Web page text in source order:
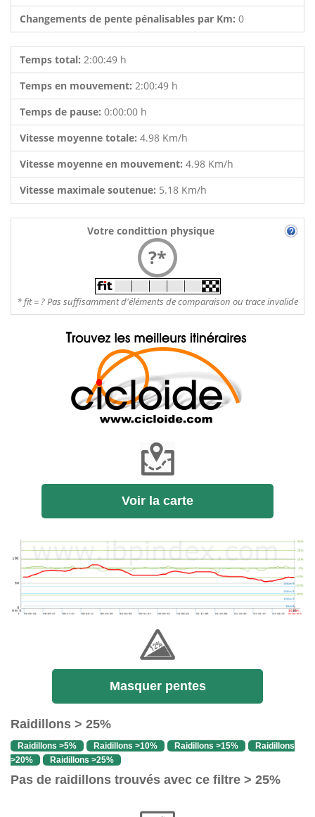
Changements de pente pénalisables par Km: 0
Temps total: 2:00:49 h
Temps en mouvement: 2:00:49 h
Temps de pause: 0:00:00 h
Vitesse moyenne totale: 4.98 Km/h
Vitesse moyenne en mouvement: 4.98 Km/h
Vitesse maximale soutenue: 5.18 Km/h
Votre condittion physique
?*
* fit = ? Pas suffisamment d'éléments de comparaison ou trace invalide
Voir la carte
Masquer pentes
Raidillons > 25%
Raidillons >5% Raidillons >10% Raidillons >15%
Raidillons
>20%
Raidillons >25%
Pas de raidillons trouvés avec ce filtre > 25%